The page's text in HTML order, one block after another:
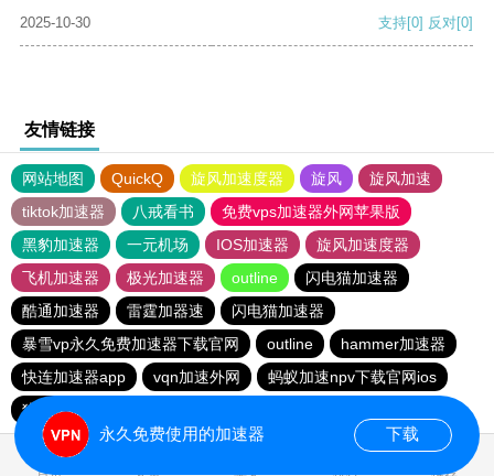
2025-10-30
支持[0] 反对[0]
友情链接
网站地图 QuickQ 旋风加速度器 旋风
旋风加速
tiktok加速器
八戒看书
免费vps加速器外网苹果版
黑豹加速器
一元机场 IOS加速器
旋风加速度器
飞机加速器
极光加速器 outline
闪电猫加速器
酷通加速器
雷霆加器速
闪电猫加速器
暴雪vp永久免费加速器下载官网
outline
hammer加速器
快连加速器app
vqn加速外网
蚂蚁加速npv下载官网ios
猎豹加速器
永久免费使用的加速器 下载